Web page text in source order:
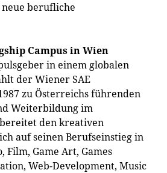
berufliche
Campus in Wien
in einem globalen
der Wiener SAE
zu Österreichs führenden
Weiterbildung im
den kreativen
auf seinen Berufseinstieg in
Film, Game Art, Games
Web-Development, Music